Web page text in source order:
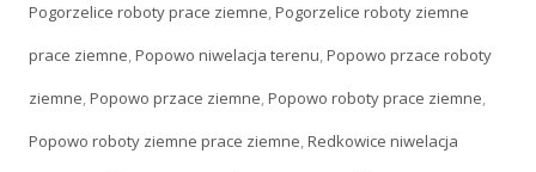
Pogorzelice roboty prace ziemne,Pogorzelice roboty ziemne
prace ziemne,Popowo niwelacja terenu,Popowo przace roboty
ziemne,Popowo przace ziemne,Popowo roboty prace ziemne,
Popowo roboty ziemne prace ziemne,Redkowice niwelacja